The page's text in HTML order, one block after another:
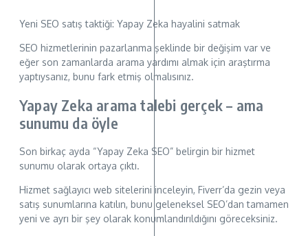
Yeni SEO satış taktiği: Yapay Zeka hayalini satmak
SEO hizmetlerinin pazarlanma şeklinde bir değişim var ve
eğer son zamanlarda arama yardımı almak için araştırma
yaptıysanız, bunu fark etmiş olmalısınız.
Yapay Zeka arama talebi gerçek – ama
sunumu da öyle
Son birkaç ayda “Yapay Zeka SEO” belirgin bir hizmet
sunumu olarak ortaya çıktı.
Hizmet sağlayıcı web sitelerini inceleyin, Fiverr’da gezin veya
satış sunumlarına katılın, bunu geleneksel SEO’dan tamamen
yeni ve ayrı bir şey olarak konumlandırıldığını göreceksiniz.